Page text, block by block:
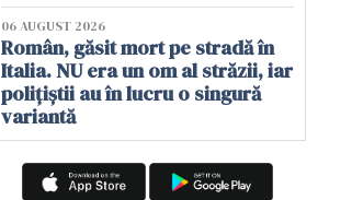
06 AUGUST 2026
Român, găsit mort pe stradă în
Italia. NU era un om al străzii, iar
polițiștii au în lucru o singură
variantă